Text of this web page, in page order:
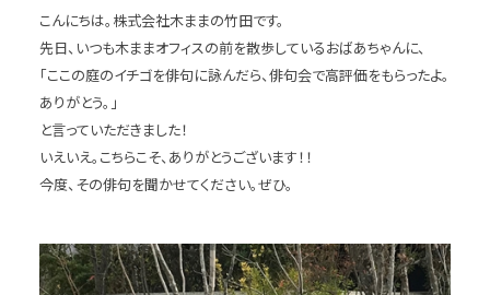
こんにちは。株式会社木ままの竹田です。
先日、いつも木ままオフィスの前を散歩しているおばあちゃんに、
「ここの庭のイチゴを俳句に詠んだら、俳句会で高評価をもらったよ。
ありがとう。」
と言っていただきました！
いえいえ。こちらこそ、ありがとうございます！！
今度、その俳句を聞かせてください。ぜひ。